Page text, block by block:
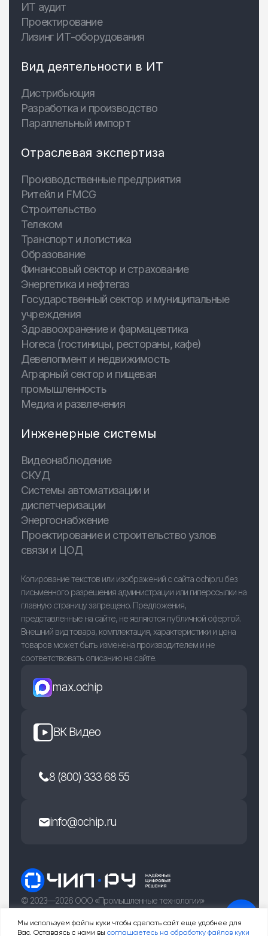
Мы используем файлы куки чтобы сделать сайт еще удобнее для
Вас. Оставаясь с нами вы соглашаетесь на обработку файлов куки
ИТ аудит
Проектирование
Лизинг ИТ-оборудования
Вид деятельности в ИТ
Дистрибьюция
Разработка и производство
Параллельный импорт
Отраслевая экспертиза
Производственные предприятия
Ритейл и FMCG
Строительство
Телеком
Транспорт и логистика
Образование
Финансовый сектор и страхование
Энергетика и нефтегаз
Государственный сектор и муниципальные
учреждения
Здравоохранение и фармацевтика
Horeca (гостиницы, рестораны, кафе)
Девелопмент и недвижимость
Аграрный сектор и пищевая
промышленность
Медиа и развлечения
Инженерные системы
Видеонаблюдение
СКУД
Системы автоматизации и
диспетчеризации
Энергоснабжение
Проектирование и строительство узлов
связи и ЦОД
Копирование текстов или изображений с сайта ochip.ru без
письменного разрешения администрации или гиперссылки на
главную страницу запрещено. Предложения,
представленные на сайте, не являются публичной офертой.
Внешний вид товара, комплектация, характеристики и цена
товаров может быть изменена производителем и не
соответствовать описанию на сайте.
max.ochip
ВК Видео
8 (800) 333 68 55
info@ochip.ru
© 2023—2026 ООО «Промышленные технологии»